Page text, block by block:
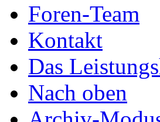
Foren-Team
Kontakt
Das
Nach oben